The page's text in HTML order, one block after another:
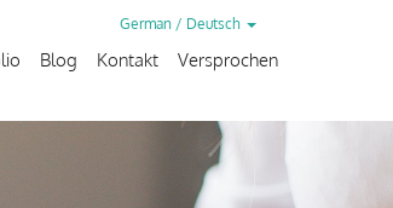
German / Deutsch
Blog Kontakt Versprochen